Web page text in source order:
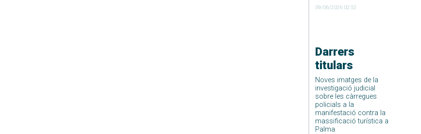
09/06/2026 02:52
Darrers
titulars
Noves imatges de la
investigació judicial
sobre les càrregues
policials a la
manifestació contra la
massificació turística a
Palma